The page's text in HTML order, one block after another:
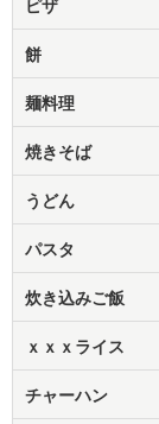
ピザ
餅
麺料理
焼きそば
うどん
パスタ
炊き込みご飯
ｘｘｘライス
チャーハン